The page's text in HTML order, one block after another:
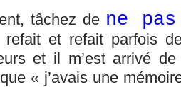
tâchez de ne
refait et refait parfois
et il m’est arrivé
« j’avais une